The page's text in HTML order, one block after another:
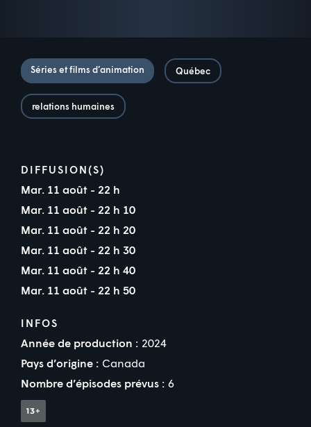
Séries et films d’animation Québec
relations humaines
DIFFUSION(S)
Mar. 11 août - 22 h
Mar. 11 août - 22 h 10
Mar. 11 août - 22 h 20
Mar. 11 août - 22 h 30
Mar. 11 août - 22 h 40
Mar. 11 août - 22 h 50
INFOS
Année de production : 2024
Pays d’origine : Canada
Nombre d’épisodes prévus : 6